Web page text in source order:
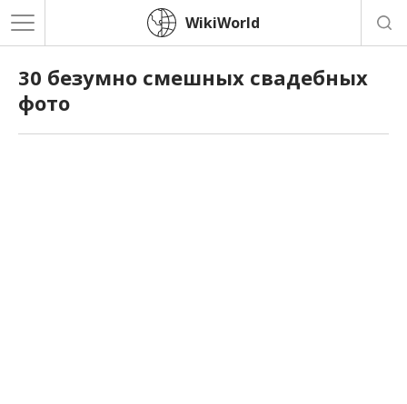
WikiWorld
30 безумно смешных свадебных
фото